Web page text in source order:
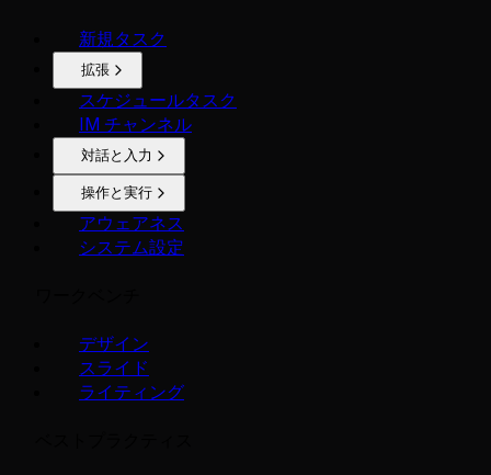
新規タスク
拡張
スケジュールタスク
IM チャンネル
対話と入力
操作と実行
アウェアネス
システム設定
デザイン
スライド
ライティング